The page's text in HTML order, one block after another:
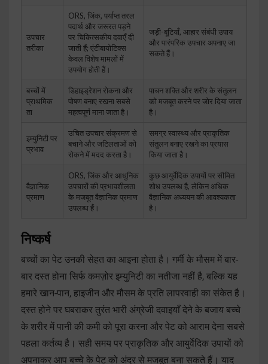
उपचार
तरीका
ORS, जिंक, पर्याप्त तरल
पदार्थ और जरूरत पड़ने
पर चिकित्सकीय दवाएँ दी
जाती हैं; एंटीबायोटिक्स
केवल विशेष मामलों में
उपयोग होती हैं।
जड़ी-बूटियाँ, आहार संबंधी उपाय
और पारंपरिक उपचार अपनाए जा
सकते हैं।
बच्चों में
प्राथमिक
ता
डिहाइड्रेशन रोकना और
पोषण बनाए रखना सबसे
महत्वपूर्ण माना जाता है।
पाचन शक्ति और शरीर के संतुलन
को मजबूत करने पर जोर दिया जाता
है।
इम्युनिटी पर
प्रभाव
उचित उपचार संक्रमण से
बचाने और जटिलताओं को
रोकने में मदद करता है।
समग्र स्वास्थ्य और प्राकृतिक
संतुलन बनाए रखने का प्रयास
किया जाता है।
वैज्ञानिक
प्रमाण
ORS, जिंक और आधुनिक
उपचारों की प्रभावशीलता
के मजबूत वैज्ञानिक प्रमाण
उपलब्ध हैं।
कुछ आयुर्वेदिक उपायों पर सीमित
शोध उपलब्ध है, लेकिन अधिक
वैज्ञानिक अध्ययन की आवश्यकता
है।
निष्कर्ष
बच्चों का पेट उनकी सेहत का आइना होता है। गर्मी के मौसम में बार-
बार दस्त होना सिर्फ कमज़ोर इम्युनिटी का नतीजा नहीं है, बल्कि यह
हमारे खान-पान, हाइजीन और मौसम के प्रति लापरवाही का संकेत है।
दस्त होने पर घबराकर तुरंत भारी अंग्रेजी दवाइयाँ देने के बजाय बच्चे
के शरीर में पानी की कमी को पूरा करना और पेट को आराम देना सबसे
पहला कर्तव्य है। सही समय पर प्राकृतिक और आयुर्वेदिक उपायों को
अपनाकर आप बच्चे के पेट को अंदर से मजबूत बना सकते हैं। याद